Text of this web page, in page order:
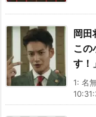
岡田
この
す！
1: 名